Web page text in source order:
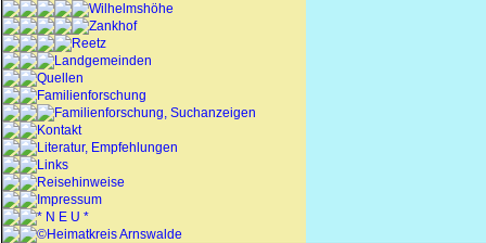
Wilhelmshöhe
Zankhof
Reetz
Landgemeinden
Quellen
Familienforschung
Familienforschung, Suchanzeigen
Kontakt
Literatur, Empfehlungen
Links
Reisehinweise
Impressum
* N E U *
©Heimatkreis Arnswalde